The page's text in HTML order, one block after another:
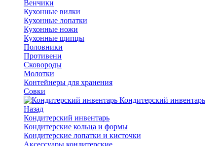
Венчики
Кухонные вилки
Кухонные лопатки
Кухонные ножи
Кухонные щипцы
Половники
Противени
Сковороды
Молотки
Контейнеры для хранения
Совки
Кондитерский инвентарь
Назад
Кондитерский инвентарь
Кондитерские кольца и формы
Кондитерские лопатки и кисточки
Аксессуары кондитерские